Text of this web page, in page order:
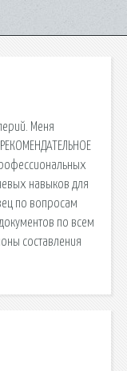
Меня
навыков для
по вопросам
по всем
составления